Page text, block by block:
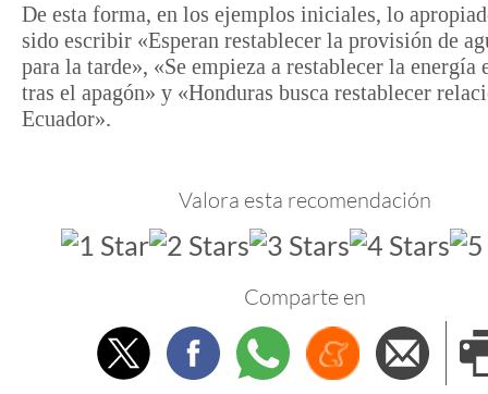
De esta forma, en los ejemplos iniciales, lo
sido escribir «Esperan restablecer la provisión de
para la tarde», «Se empieza a restablecer la energía
tras el apagón» y «Honduras busca restablecer
Ecuador».
Valora esta recomendación
Comparte en
TwitterFacebookWhatsappMenéame